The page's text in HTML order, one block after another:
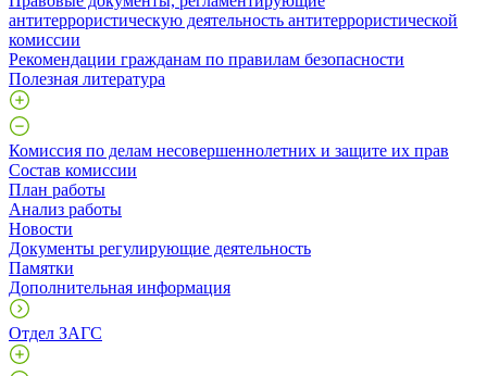
антитеррористическую деятельность антитеррористической
комиссии
Рекомендации гражданам по правилам безопасности
Полезная литература
Комиссия по делам несовершеннолетних и защите их прав
Состав комиссии
План работы
Анализ работы
Новости
Документы регулирующие деятельность
Памятки
Дополнительная информация
Отдел ЗАГС